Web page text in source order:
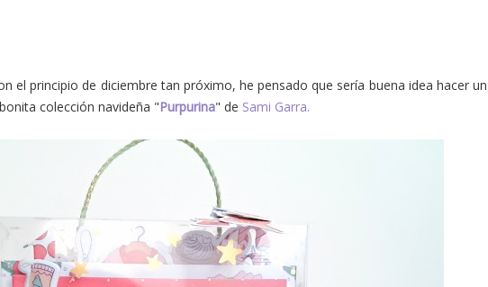
el principio de diciembre tan próximo, he pensado que sería buena idea hacer un
colección navideña "Purpurina" de Sami Garra.